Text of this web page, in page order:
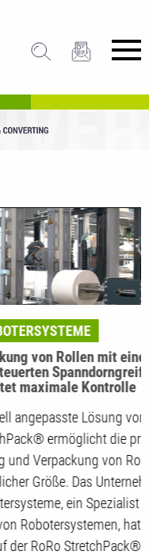
mit einem
Kontrolle
Lösung von
die präzise
von Rollen
Das Unternehmen
Spezialist für die
hat